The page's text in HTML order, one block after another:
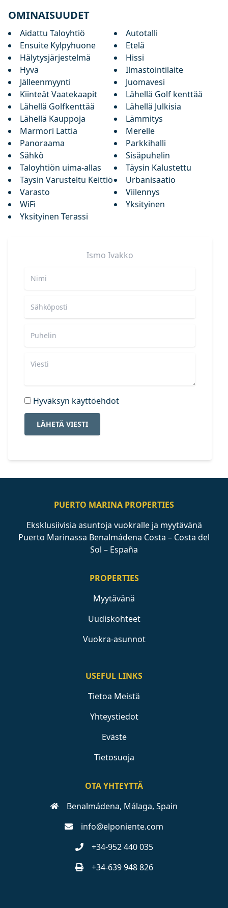
OMINAISUUDET
Aidattu Taloyhtiö
Autotalli
Ensuite Kylpyhuone
Etelä
Hälytysjärjestelmä
Hissi
Hyvä
Ilmastointilaite
Jälleenmyynti
Juomavesi
Kiinteät Vaatekaapit
Lähellä Golf kenttää
Lähellä Golfkenttää
Lähellä Julkisia
Lähellä Kauppoja
Lämmitys
Marmori Lattia
Merelle
Panoraama
Parkkihalli
Sähkö
Sisäpuhelin
Taloyhtiön uima-allas
Täysin Kalustettu
Täysin Varusteltu Keittiö
Urbanisaatio
Varasto
Viilennys
WiFi
Yksityinen
Yksityinen Terassi
Ismo Ivakko
Hyväksyn käyttöehdot
LÄHETÄ VIESTI
PUERTO MARINA PROPERTIES
Eksklusiivisia asuntoja vuokralle ja myytävänä
Puerto Marinassa Benalmádena Costa – Costa del
Sol – España
PROPERTIES
Myytävänä
Uudiskohteet
Vuokra-asunnot
USEFUL LINKS
Tietoa Meistä
Yhteystiedot
Eväste
Tietosuoja
OTA YHTEYTTÄ
Benalmádena, Málaga, Spain
info@elponiente.com
+34-952 440 035
+34-639 948 826